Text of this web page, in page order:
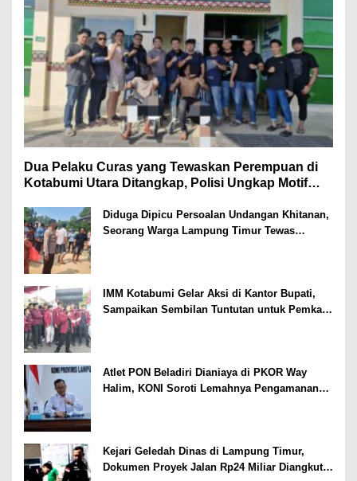
Dua Pelaku Curas yang Tewaskan Perempuan di
Kotabumi Utara Ditangkap, Polisi Ungkap Motif
Diduga Dipicu Persoalan Undangan Khitanan,
Seorang Warga Lampung Timur Tewas
IMM Kotabumi Gelar Aksi di Kantor Bupati,
Sampaikan Sembilan Tuntutan untuk Pemkab
Atlet PON Beladiri Dianiaya di PKOR Way
Halim, KONI Soroti Lemahnya Pengamanan
Kejari Geledah Dinas di Lampung Timur,
Dokumen Proyek Jalan Rp24 Miliar Diangkut